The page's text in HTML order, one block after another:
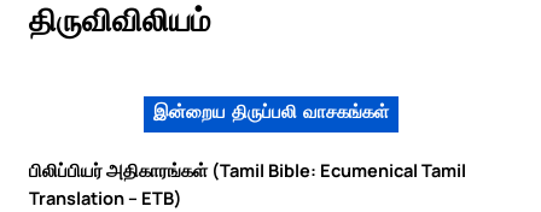
திருவிவிலியம்
இன்றைய திருப்பலி வாசகங்கள்
பிலிப்பியர் அதிகாரங்கள் (Tamil Bible: Ecumenical Tamil
Translation – ETB)